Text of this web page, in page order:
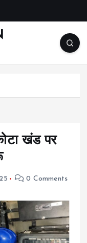
खंड पर
0 Comments